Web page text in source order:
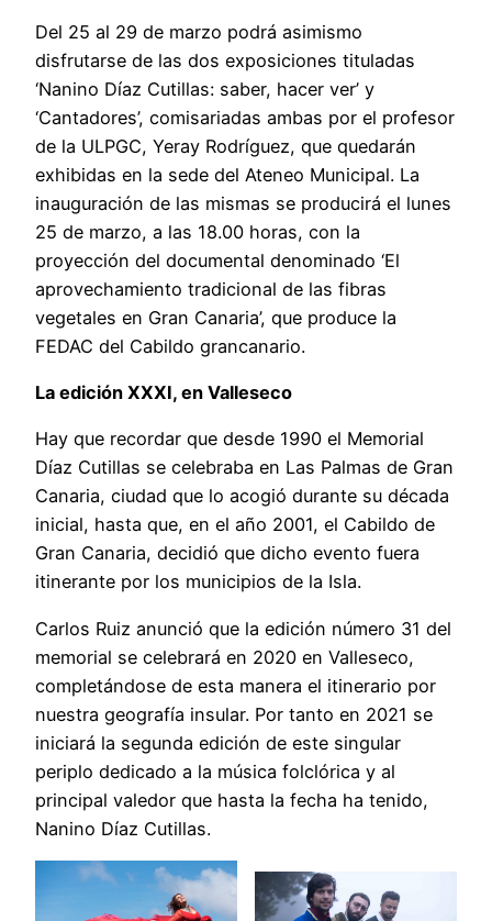
Del 25 al 29 de marzo podrá asimismo
disfrutarse de las dos exposiciones tituladas
‘Nanino Díaz Cutillas: saber, hacer ver’ y
‘Cantadores’, comisariadas ambas por el profesor
de la ULPGC, Yeray Rodríguez, que quedarán
exhibidas en la sede del Ateneo Municipal. La
inauguración de las mismas se producirá el lunes
25 de marzo, a las 18.00 horas, con la
proyección del documental denominado ‘El
aprovechamiento tradicional de las fibras
vegetales en Gran Canaria’, que produce la
FEDAC del Cabildo grancanario.
La edición XXXI, en Valleseco
Hay que recordar que desde 1990 el Memorial
Díaz Cutillas se celebraba en Las Palmas de Gran
Canaria, ciudad que lo acogió durante su década
inicial, hasta que, en el año 2001, el Cabildo de
Gran Canaria, decidió que dicho evento fuera
itinerante por los municipios de la Isla.
Carlos Ruiz anunció que la edición número 31 del
memorial se celebrará en 2020 en Valleseco,
completándose de esta manera el itinerario por
nuestra geografía insular. Por tanto en 2021 se
iniciará la segunda edición de este singular
periplo dedicado a la música folclórica y al
principal valedor que hasta la fecha ha tenido,
Nanino Díaz Cutillas.